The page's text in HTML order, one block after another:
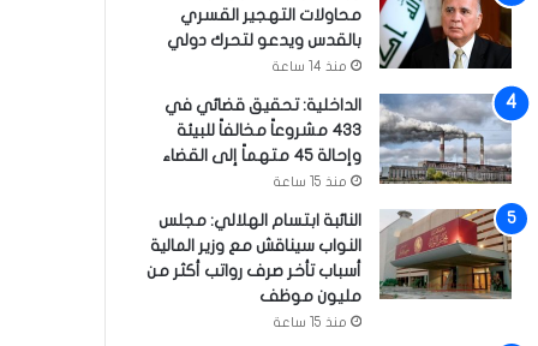
محاولات التهجير القسري
بالقدس ويدعو لتحرك دولي
منذ 14 ساعة
الداخلية: تحقيق قضائي في
433 مشروعاً مخالفاً للبيئة
وإحالة 45 متهماً إلى القضاء
منذ 15 ساعة
النائبة ابتسام الهلالي: مجلس
النواب سيناقش مع وزير المالية
أسباب تأخر صرف رواتب أكثر من
مليون موظف
منذ 15 ساعة